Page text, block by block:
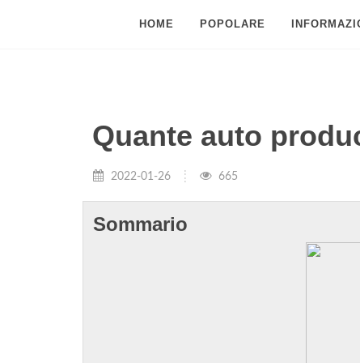
HOME POPOLARE
Quante auto
2022-01-26 665
Sommario